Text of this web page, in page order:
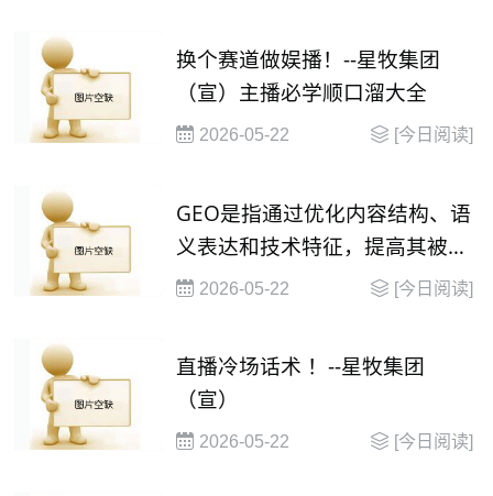
换个赛道做娱播！--星牧集团
（宣）主播必学顺口溜大全
2026-05-22 [今日阅读]
GEO是指通过优化内容结构、语
义表达和技术特征，提高其被大
语言模型（
2026-05-22 [今日阅读]
直播冷场话术 ！--星牧集团
（宣）
2026-05-22 [今日阅读]